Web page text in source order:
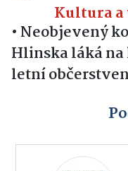
Kultura a
• Neobjevený
Hlinska láká
letní